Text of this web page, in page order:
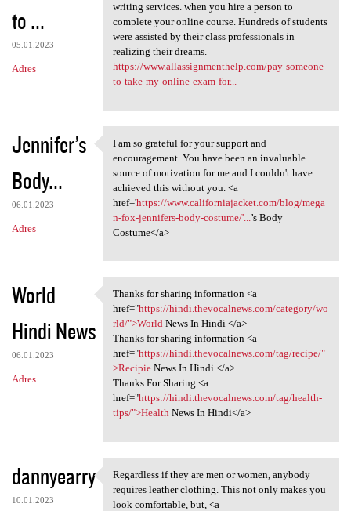
to ...
05.01.2023
Adres
writing services. when you hire a person to
complete your online course. Hundreds of students
were assisted by their class professionals in
realizing their dreams.
https://www.allassignmenthelp.com/pay-someone-
to-take-my-online-exam-for...
Jennifer’s
Body...
06.01.2023
Adres
I am so grateful for your
I am so grateful for your support and
encouragement. You have been an invaluable
source of motivation for me and I couldn't have
achieved this without you. <a
href='https://www.californiajacket.com/blog/mega
n-fox-jennifers-body-costume/'... ’s Body
Costume</a>
World
Hindi News
06.01.2023
Adres
Thanks for sharing
Thanks for sharing information <a
href="https://hindi.thevocalnews.com/category/wo
rld/">WorldNews In Hindi </a>
Thanks for sharing information <a
href="https://hindi.thevocalnews.com/tag/recipe/"
>RecipieNews In Hindi </a>
Thanks For Sharing <a
href="https://hindi.thevocalnews.com/tag/health-
tips/">HealthNews In Hindi</a>
dannyearry
10.01.2023
Regardless if they are men or
Regardless if they are men or women, anybody
requires leather clothing. This not only makes you
look comfortable, but, <a